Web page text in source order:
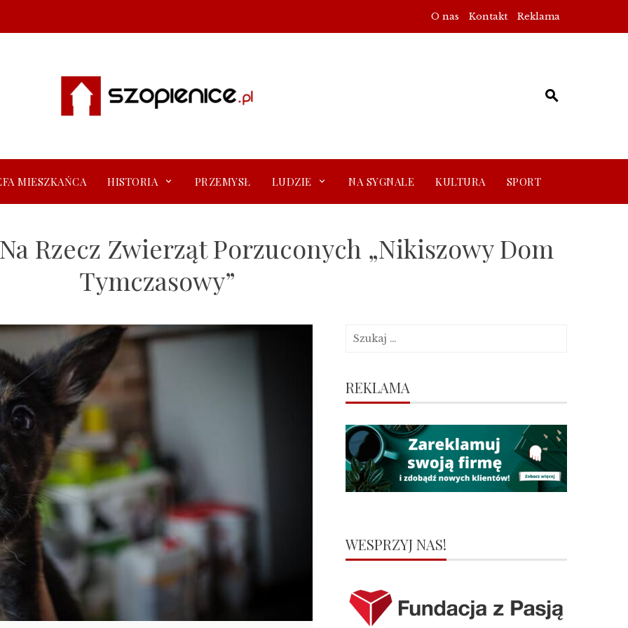
O nas Kontakt Reklama
MIESZKAŃCA HISTORIA PRZEMYSŁ LUDZIE NA SYGNALE KULTURA SPORT
Rzecz Zwierząt Porzuconych „Nikiszowy Dom
Tymczasowy”
Szukaj:
REKLAMA
WESPRZYJ NAS!